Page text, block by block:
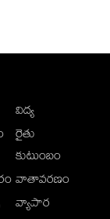
విద్య
రైతు
కుటుంబం
వాతావరణం
వ్యాపార